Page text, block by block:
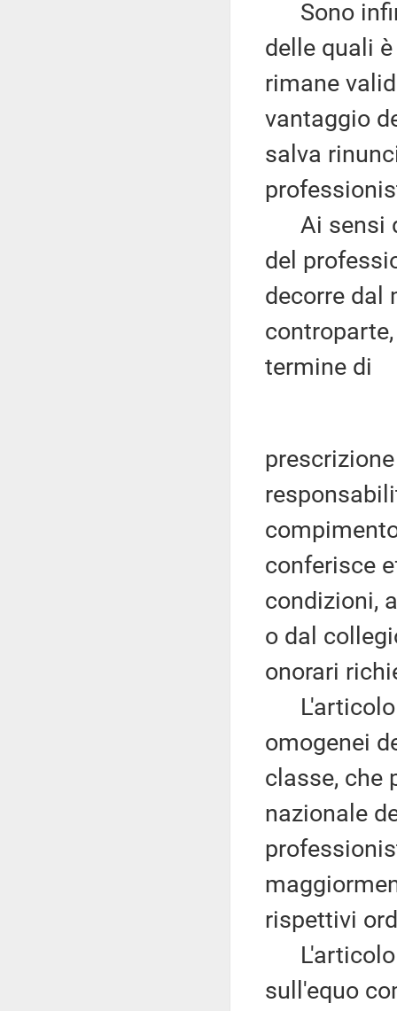
Sono
delle quali
rimane
vantaggio
salva
Ai sensi
del
decorre dal
termine di
conferisce
condizioni,
o dal
onorari
L'articolo
omogenei
classe, che
nazionale
rispettivi
L'articolo
sull'equo